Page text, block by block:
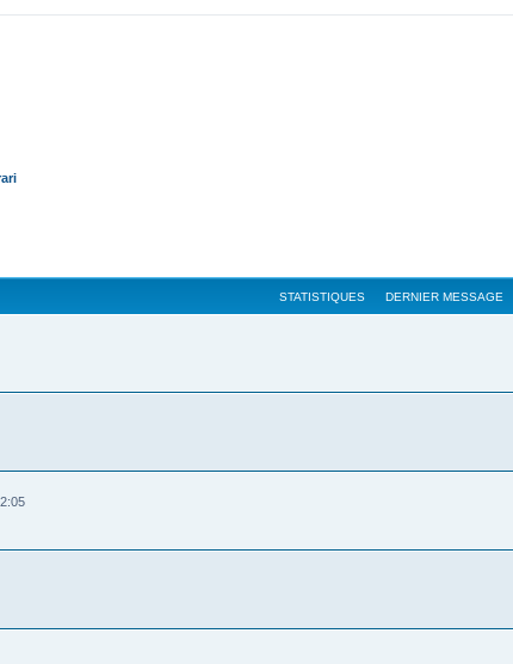
STATISTIQUES DERNIER MESSAGE